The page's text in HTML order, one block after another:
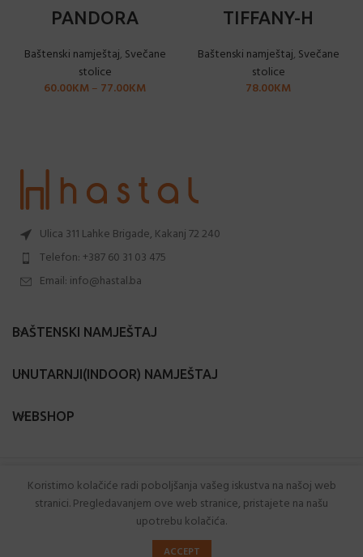
PANDORA
Baštenski namještaj, Svečane
stolice
60.00KM– 77.00KM
TIFFANY-H
Baštenski namještaj, Svečane
stolice
78.00KM
Ulica 311 Lahke Brigade, Kakanj 72 240
Telefon: +387 60 31 03 475
Email: info@hastal.ba
BAŠTENSKI NAMJEŠTAJ
UNUTARNJI(INDOOR) NAMJEŠTAJ
WEBSHOP
Hastal.ba2024 Sva prava zadržana.
Powered byWebtic
Koristimo kolačiće radi poboljšanja vašeg iskustva na našoj web
stranici. Pregledavanjem ove web stranice, pristajete na našu
upotrebu kolačića.
ACCEPT